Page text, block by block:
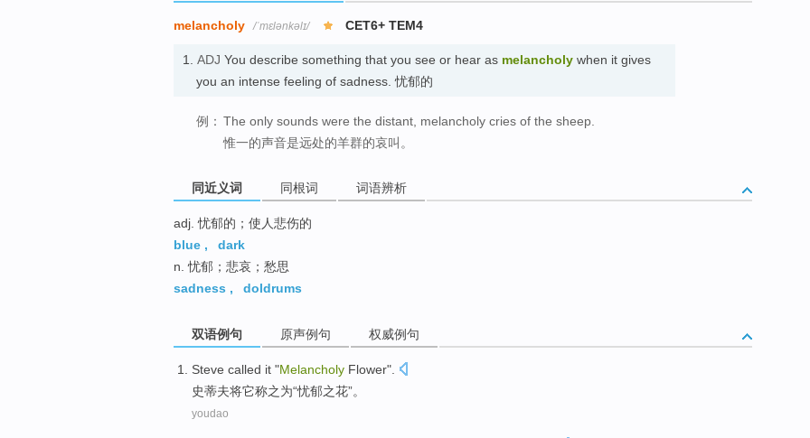
melancholy /ˈmɛlənkəlɪ/ CET6+ TEM4
1. ADJ You describe something that you see or hear as melancholy when it gives
you an intense feeling of sadness. 忧郁的
例： The only sounds were the distant, melancholy cries of the sheep.
惟一的声音是远处的羊群的哀叫。
同近义词 同根词 词语辨析
adj. 忧郁的；使人悲伤的
blue ,
dark
n. 忧郁；悲哀；愁思
sadness , doldrums
双语例句 原声例句 权威例句
Steve called it "Melancholy Flower".
史蒂夫将它称之为“忧郁之花”。
youdao